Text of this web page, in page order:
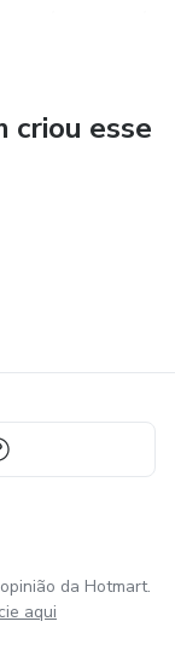
e também
inspirado
criou esse
da Hotmart.
aqui